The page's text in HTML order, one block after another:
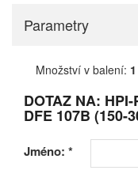
Parametry
Množství v balení: 1
DOTAZ NA:
DFE 107B (150-
Jméno: *